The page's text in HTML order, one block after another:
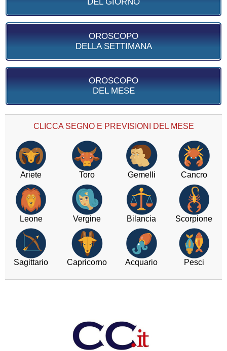
OROSCOPO
DELLA SETTIMANA
OROSCOPO
DEL MESE
CLICCA SEGNO E PREVISIONI DEL MESE
Ariete Toro Gemelli Cancro
Leone Vergine Bilancia Scorpione
Sagittario Capricorno Acquario Pesci